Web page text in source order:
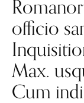
officio
Max.
Cum